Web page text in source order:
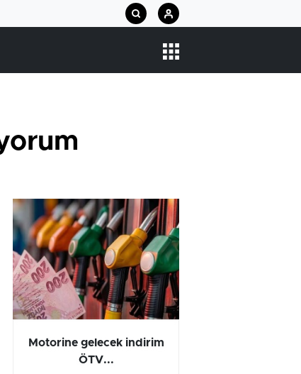
Motorine gelecek indirim
ÖTV...